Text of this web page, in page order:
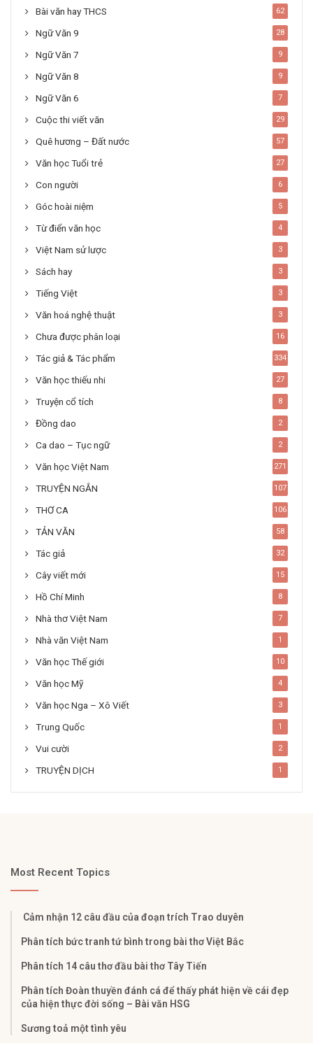
Bài văn hay THCS 62
Ngữ Văn 9 28
Ngữ Văn 7 9
Ngữ Văn 8 9
Ngữ Văn 6 7
Cuộc thi viết văn 29
Quê hương – Đất nước 57
Văn học Tuổi trẻ 27
Con người 6
Góc hoài niệm 5
Từ điển văn học 4
Việt Nam sử lược 3
Sách hay 3
Tiếng Việt 3
Văn hoá nghệ thuật 3
Chưa được phân loại 16
Tác giả & Tác phẩm 334
Văn học thiếu nhi 27
Truyện cổ tích 8
Đồng dao 2
Ca dao – Tục ngữ 2
Văn học Việt Nam 271
TRUYỆN NGẮN 107
THƠ CA 106
TẢN VĂN 58
Tác giả 32
Cây viết mới 15
Hồ Chí Minh 8
Nhà thơ Việt Nam 7
Nhà văn Việt Nam 1
Văn học Thế giới 10
Văn học Mỹ 4
Văn học Nga – Xô Viết 3
Trung Quốc 1
Vui cười 2
TRUYỆN DỊCH 1
Most Recent Topics
Cảm nhận 12 câu đầu của đoạn trích Trao duyên
Phân tích bức tranh tứ bình trong bài thơ Việt Bắc
Phân tích 14 câu thơ đầu bài thơ Tây Tiến
Phân tích Đoàn thuyền đánh cá để thấy phát hiện về cái đẹp
của hiện thực đời sống – Bài văn HSG
Sương toả một tình yêu